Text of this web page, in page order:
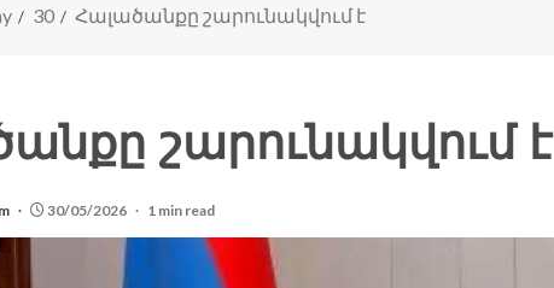
30 Հալածանքը շարունակվում է
շարունակվում է
30/05/2026 1 min read